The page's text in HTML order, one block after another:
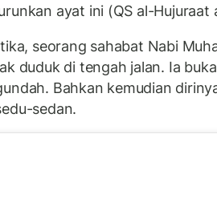
ayat ini (QS al-Hujuraat
seorang sahabat Nabi
duduk di tengah jalan. Ia
Bahkan kemudian
sedan.